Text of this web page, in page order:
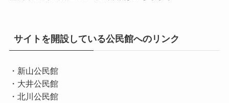
サイトを開設している公民館へのリンク
・新山公民館
・大井公民館
・北川公民館